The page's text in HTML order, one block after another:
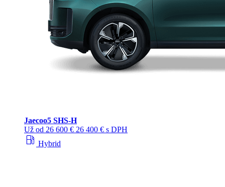
Jaecoo5 SHS-H
Už od 26 600 € 26 400 € s DPH
local_gas_station Hybrid